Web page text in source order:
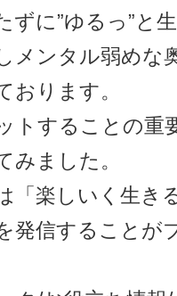
ずに”ゆるっ”と
メンタル弱めな
おります。
トすることの重
みました。
「楽しいく生き
発信することが